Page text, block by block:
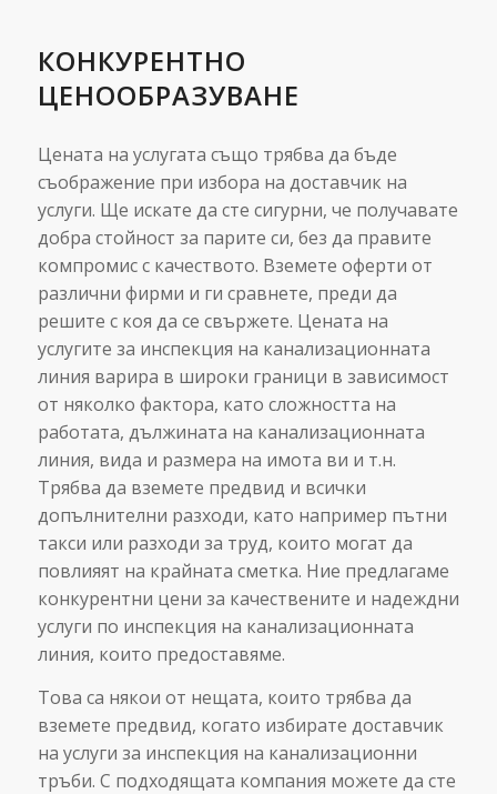
КОНКУРЕНТНО
ЦЕНООБРАЗУВАНЕ
Цената на услугата също трябва да бъде
съображение при избора на доставчик на
услуги. Ще искате да сте сигурни, че получавате
добра стойност за парите си, без да правите
компромис с качеството. Вземете оферти от
различни фирми и ги сравнете, преди да
решите с коя да се свържете. Цената на
услугите за инспекция на канализационната
линия варира в широки граници в зависимост
от няколко фактора, като сложността на
работата, дължината на канализационната
линия, вида и размера на имота ви и т.н.
Трябва да вземете предвид и всички
допълнителни разходи, като например пътни
такси или разходи за труд, които могат да
повлияят на крайната сметка. Ние предлагаме
конкурентни цени за качествените и надеждни
услуги по инспекция на канализационната
линия, които предоставяме.
Това са някои от нещата, които трябва да
вземете предвид, когато избирате доставчик
на услуги за инспекция на канализационни
тръби. С подходящата компания можете да сте